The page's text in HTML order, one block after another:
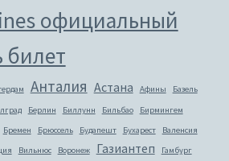
официальный
билет
Анталия Астана Афины
Базель
Берлин Биллунн Бильбао Бирмингем
Бремен Брюссель Будапешт Бухарест
Валенсия
Вильнюс Воронеж Газиантеп Гамбург